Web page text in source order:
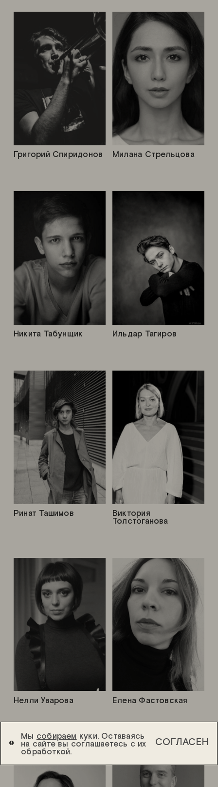
Виктория
Толстоганова
Нелли Уварова
Ринат Ташимов
Ильдар Тагиров
Григорий Спиридонов Милана Стрельцова
Елена Фастовская
Никита Табунщик
Мы собираем куки. Оставаясь
на сайте вы соглашаетесь с их
обработкой.
СОГЛАСЕН